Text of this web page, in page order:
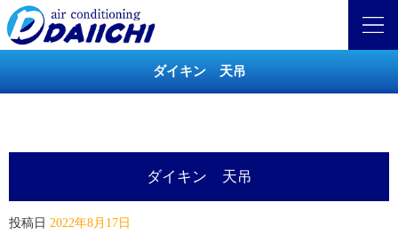
ダイキン 天吊
ダイキン 天吊
投稿日 2022年8月17日